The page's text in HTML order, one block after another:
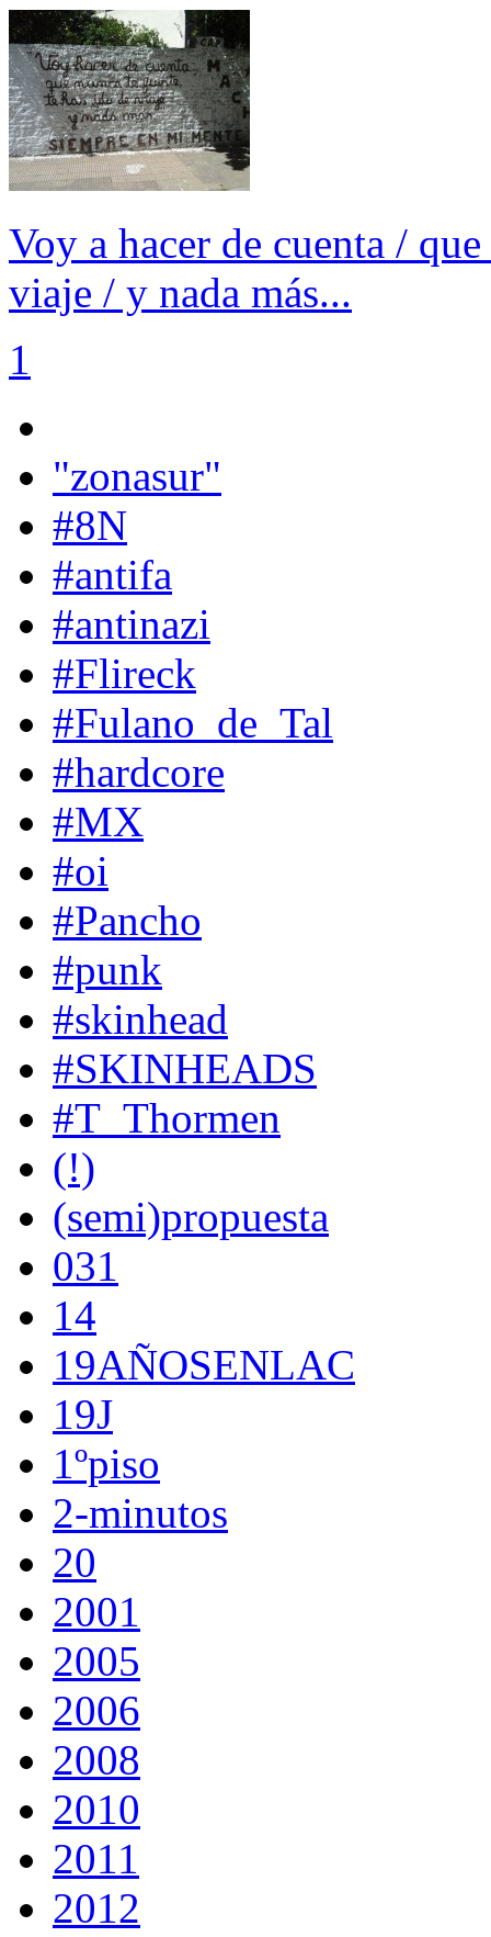
Voy a hacer de cuenta /
viaje / y nada más...
1
"zonasur"
#8N
#antifa
#antinazi
#Flireck
#Fulano_de_Tal
#hardcore
#MX
#oi
#Pancho
#punk
#skinhead
#SKINHEADS
#T_Thormen
(!)
(semi)propuesta
031
14
19AÑOSENLAC
19J
1ºpiso
2-minutos
20
2001
2005
2006
2008
2010
2011
2012